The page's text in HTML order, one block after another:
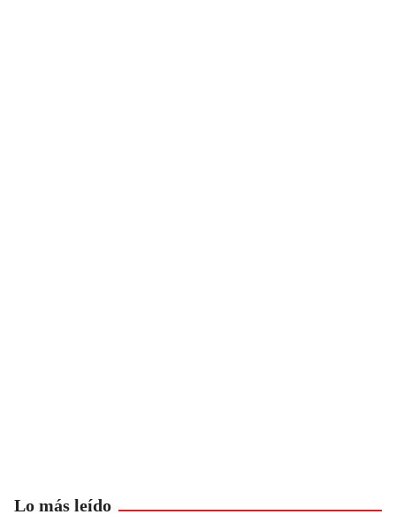
Lo más leído